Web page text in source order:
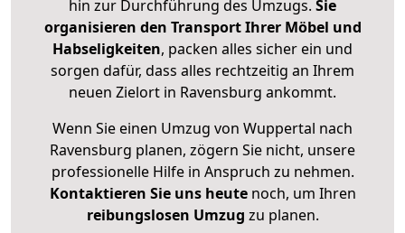
hin zur Durchführung des Umzugs. Sie
organisieren den Transport Ihrer Möbel und
Habseligkeiten, packen alles sicher ein und
sorgen dafür, dass alles rechtzeitig an Ihrem
neuen Zielort in Ravensburg ankommt.
Wenn Sie einen Umzug von Wuppertal nach
Ravensburg planen, zögern Sie nicht, unsere
professionelle Hilfe in Anspruch zu nehmen.
Kontaktieren Sie uns heutenoch, um Ihren
reibungslosen Umzug zu planen.